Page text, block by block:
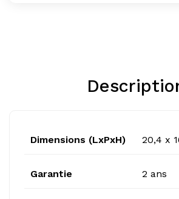
Dimensions (LxPxH) 20,4 x
Garantie 2 ans